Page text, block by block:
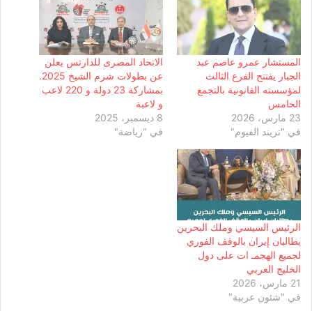
المستشار عمرو عاصم عبد
الجبار يفتتح الفرع الثالث
لمؤسسته القانونية بالتجمع
الخامس
23 مارس، 2026
في "تريند الفيوم"
الاتحاد المصرى للدارتس يعلن
عن بطولات شرم الشيخ 2025.
بمشاركة 23 دولة و 220 لاعب
و لاعبة
8 ديسمبر، 2025
في "رياضة"
الرئيس السيسي وملك البحرين
يطالبان إيران بالوقف الفوري
لجميع الهجمـ ات على دول
الخليج العربي
21 مارس، 2026
في "شئون عربية"